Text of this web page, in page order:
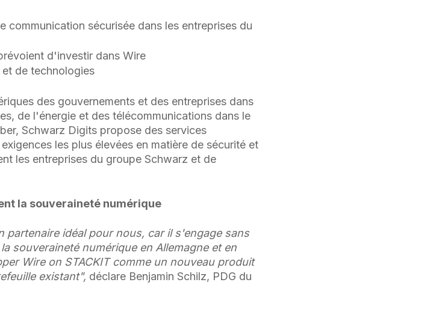
communication sécurisée dans les entreprises du
d'investir dans Wire
de technologies
des gouvernements et des entreprises dans
de l'énergie et des télécommunications dans le
Schwarz Digits propose des services
les plus élevées en matière de sécurité et
les entreprises du groupe Schwarz et de
la souveraineté numérique
partenaire idéal pour nous, car il s'engage sans
souveraineté numérique en Allemagne et en
Wire on STACKIT comme un nouveau produit
existant", déclare Benjamin Schilz, PDG du